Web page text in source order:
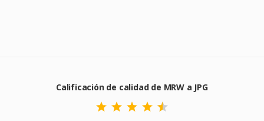
Calificación de calidad de MRW a JPG